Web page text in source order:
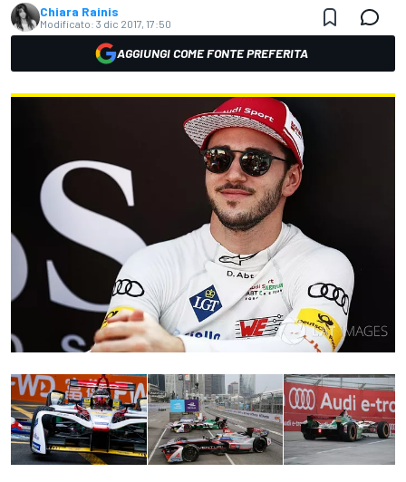
Chiara Rainis
Modificato: 3 dic 2017, 17:50
AGGIUNGI COME FONTE PREFERITA